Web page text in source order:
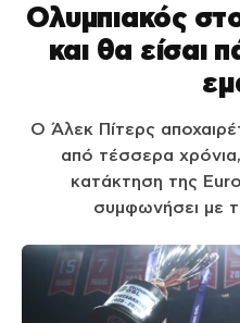
Ολυμπιακός
και θα είσαι
Ο Άλεκ Πίτερς
από τέσσερα
κατάκτηση της
συμφωνήσει με